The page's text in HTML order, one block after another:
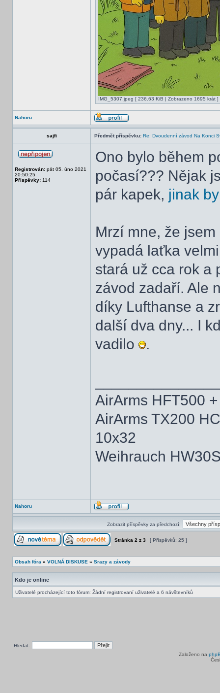
IMG_5307.jpeg [ 236.63 KiB | Zobrazeno 1695 krát ]
Nahoru
sajfi Předmět příspěvku: Re: Dvoudenní závod Na Konci
Registrován: pát 05. úno 2021
20:50:25
Příspěvky: 114
Ono bylo během
počasí??? Nějak
pár kapek, jinak
Mrzí mne, že
vypadá laťka
stará už cca rok a
závod zadaří. Ale
díky Lufthanse a
další dva dny... I
vadilo
.
AirArms HFT500
AirArms TX200
10x32
Weihrauch
Nahoru
Zobrazit příspěvky za předchozí:
Stránka 2 z 3 [ Příspěvků: 25 ]
Obsah fóra » VOLNÁ DISKUSE » Srazy a závody
Kdo je online
Uživatelé procházející toto fórum: Žádní registrovaní uživatelé a 6 návštevníků
Hledat:
Založeno na